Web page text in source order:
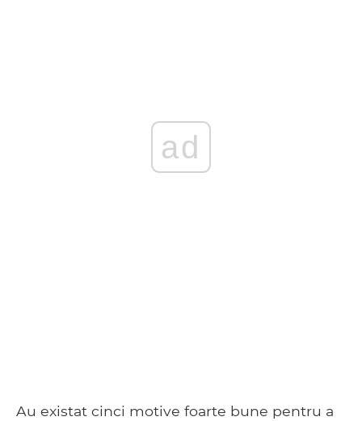
ad
Au existat cinci motive foarte bune pentru a